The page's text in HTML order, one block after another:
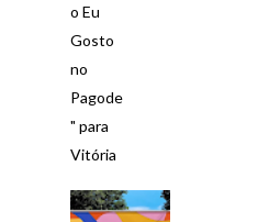
o Eu
Gosto
no
Pagode
" para
Vitória